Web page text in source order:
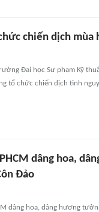
chiến dịch mùa
Đại học Sư phạm Kỹ
tổ chức chiến dịch tình
dâng hoa,
Đảo
dâng hoa, dâng hương